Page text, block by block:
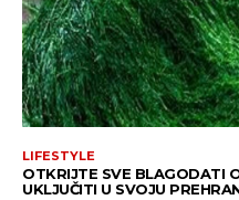
LIFESTYLE
OTKRIJTE SVE BLAGODATI
UKLJUČITI U SVOJU